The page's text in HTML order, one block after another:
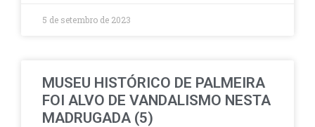
5 de setembro de 2023
MUSEU HISTÓRICO DE PALMEIRA
FOI ALVO DE VANDALISMO NESTA
MADRUGADA (5)